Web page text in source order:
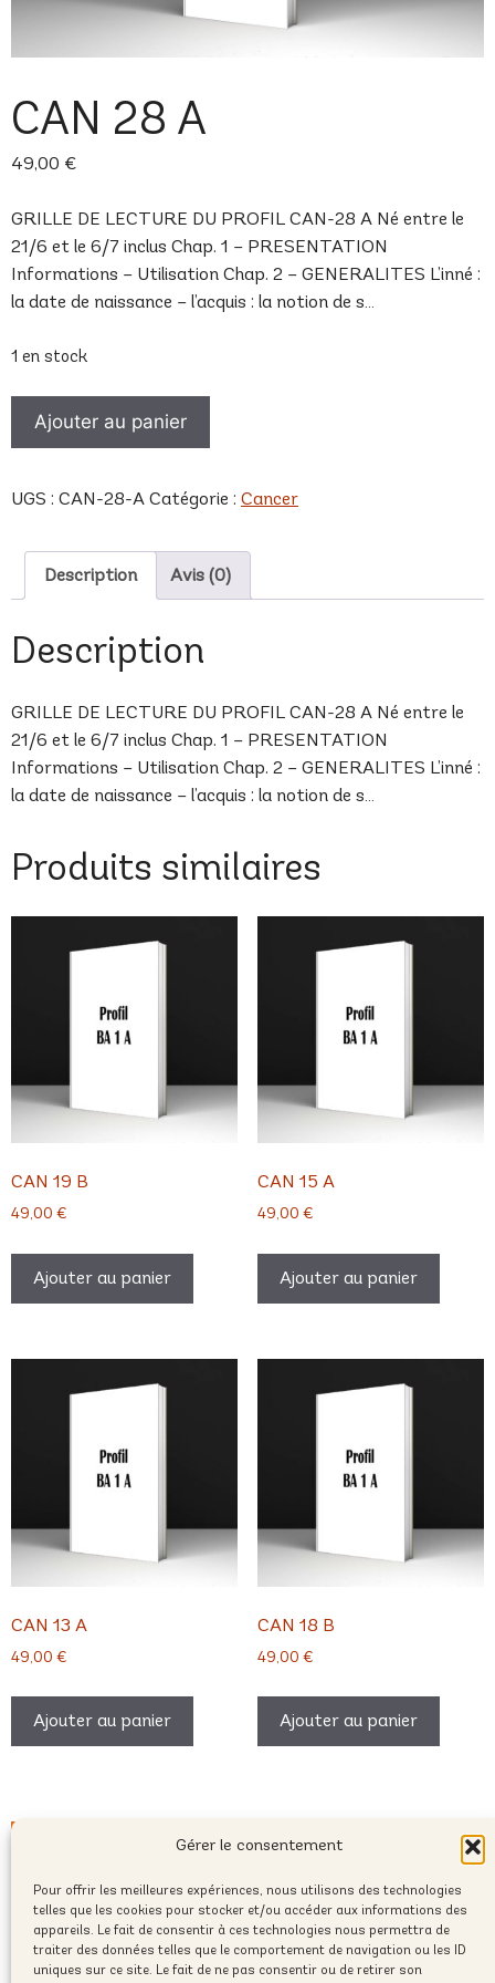
Gérer le consentement
Pour offrir les meilleures expériences, nous utilisons des technologies
telles que les cookies pour stocker et/ou accéder aux informations des
appareils. Le fait de consentir à ces technologies nous permettra de
traiter des données telles que le comportement de navigation ou les ID
uniques sur ce site. Le fait de ne pas consentir ou de retirer son
CAN 28 A
49,00 €
GRILLE DE LECTURE DU PROFIL CAN-28 A Né entre le
21/6 et le 6/7 inclus Chap. 1 – PRESENTATION
Informations – Utilisation Chap. 2 – GENERALITES L’inné :
la date de naissance – l’acquis : la notion de s…
1 en stock
28
Ajouter au panier
UGS : CAN-28-A Catégorie : Cancer
Description Avis (0)
Description
GRILLE DE LECTURE DU PROFIL CAN-28 A Né entre le
21/6 et le 6/7 inclus Chap. 1 – PRESENTATION
Informations – Utilisation Chap. 2 – GENERALITES L’inné :
la date de naissance – l’acquis : la notion de s…
Produits similaires
CAN 19 B
49,00 €
Ajouter au panier
CAN 15 A
49,00 €
Ajouter au panier
CAN 13 A
49,00 €
Ajouter au panier
CAN 18 B
49,00 €
Ajouter au panier